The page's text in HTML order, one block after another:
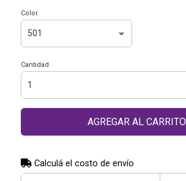
Color
Cantidad
AGREGAR AL CARRITO
Calculá el costo de envío